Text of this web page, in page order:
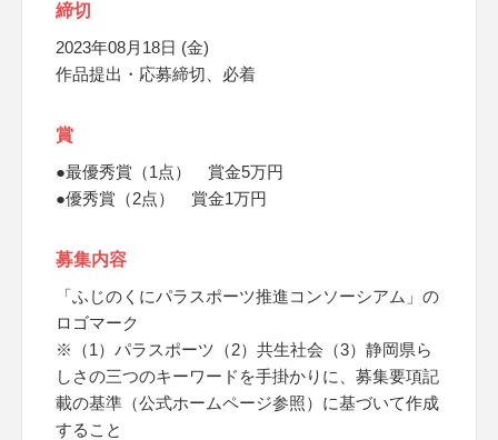
締切
2023年08月18日 (金)
作品提出・応募締切、必着
賞
●最優秀賞（1点） 賞金5万円
●優秀賞（2点） 賞金1万円
募集内容
「ふじのくにパラスポーツ推進コンソーシアム」の
ロゴマーク
※（1）パラスポーツ（2）共生社会（3）静岡県ら
しさの三つのキーワードを手掛かりに、募集要項記
載の基準（公式ホームページ参照）に基づいて作成
すること